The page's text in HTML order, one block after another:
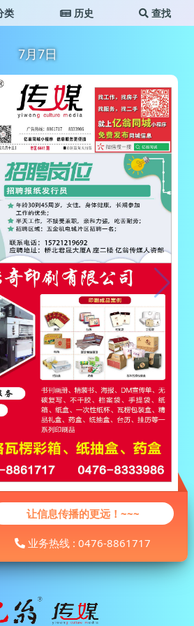
类 历史 查找
7月7日
让信息传播的更远！~~~
业务热线 : 0476-8861717